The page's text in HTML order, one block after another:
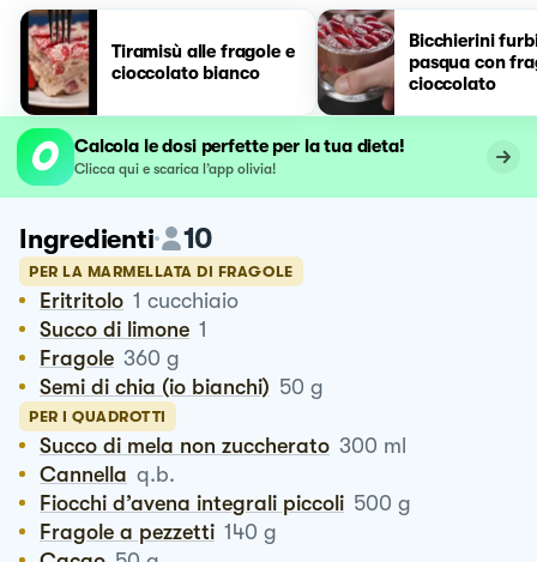
Tiramisù alle fragole e
cioccolato bianco
Bicchierini
pasqua con
cioccolato
Calcola le dosi perfette per la tua dieta!
Clicca qui e scarica l’app olivia!
Ingredienti 10
PER LA MARMELLATA DI FRAGOLE
Eritritolo 1 cucchiaio
Succo di limone 1
Fragole 360 g
Semi di chia (io bianchi) 50 g
PER I QUADROTTI
Succo di mela non zuccherato 300 ml
Cannella q.b.
Fiocchi d’avena integrali piccoli 500 g
Fragole a pezzetti 140 g